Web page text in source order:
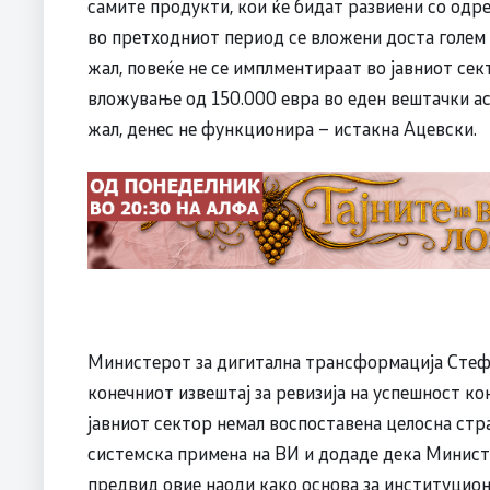
самите продукти, кои ќе бидат развиени со
во претходниот период се вложени доста
жал, повеќе не се имплментираат во јавниот
вложување од 150.000 евра во еден вештачки
жал, денес не функционира – истакна Ацевски.
Министерот за дигитална трансформација
конечниот извештај за ревизија на успешност
јавниот сектор немал воспоставена целосна
системска примена на ВИ и додаде дека
предвид овие наоди како основа за